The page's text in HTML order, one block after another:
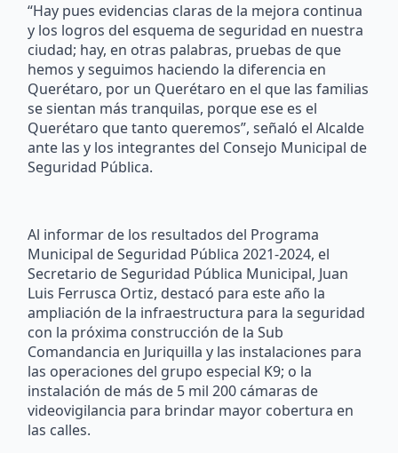
“Hay pues evidencias claras de la mejora continua
y los logros del esquema de seguridad en nuestra
ciudad; hay, en otras palabras, pruebas de que
hemos y seguimos haciendo la diferencia en
Querétaro, por un Querétaro en el que las familias
se sientan más tranquilas, porque ese es el
Querétaro que tanto queremos”, señaló el Alcalde
ante las y los integrantes del Consejo Municipal de
Seguridad Pública.
Al informar de los resultados del Programa
Municipal de Seguridad Pública 2021-2024, el
Secretario de Seguridad Pública Municipal, Juan
Luis Ferrusca Ortiz, destacó para este año la
ampliación de la infraestructura para la seguridad
con la próxima construcción de la Sub
Comandancia en Juriquilla y las instalaciones para
las operaciones del grupo especial K9; o la
instalación de más de 5 mil 200 cámaras de
videovigilancia para brindar mayor cobertura en
las calles.